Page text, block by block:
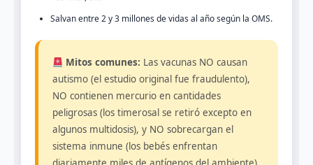
Salvan entre 2 y 3 millones de vidas al año según la OMS.
Mitos comunes: Las vacunas NO causan
autismo (el estudio original fue fraudulento),
NO contienen mercurio en cantidades
peligrosas (los timerosal se retiró excepto en
algunos multidosis), y NO sobrecargan el
sistema inmune (los bebés enfrentan